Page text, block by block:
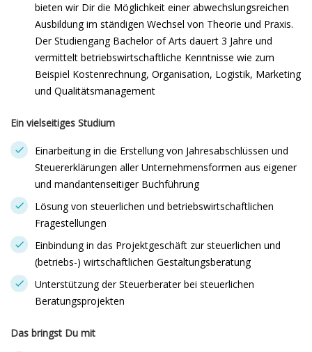
bieten wir Dir die Möglichkeit einer abwechslungsreichen
Ausbildung im ständigen Wechsel von Theorie und Praxis.
Der Studiengang Bachelor of Arts dauert 3 Jahre und
vermittelt betriebswirtschaftliche Kenntnisse wie zum
Beispiel Kostenrechnung, Organisation, Logistik, Marketing
und Qualitätsmanagement
Ein vielseitiges Studium
Einarbeitung in die Erstellung von Jahresabschlüssen und
Steuererklärungen aller Unternehmensformen aus eigener
und mandantenseitiger Buchführung
Lösung von steuerlichen und betriebswirtschaftlichen
Fragestellungen
Einbindung in das Projektgeschäft zur steuerlichen und
(betriebs-) wirtschaftlichen Gestaltungsberatung
Unterstützung der Steuerberater bei steuerlichen
Beratungsprojekten
Das bringst Du mit